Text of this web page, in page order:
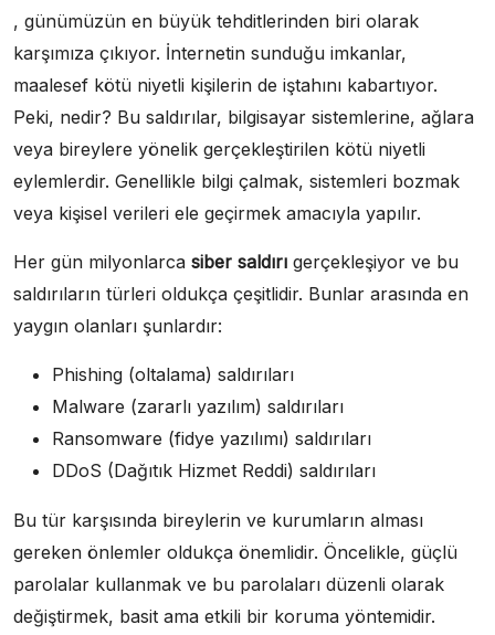
, günümüzün en büyük tehditlerinden biri olarak
karşımıza çıkıyor. İnternetin sunduğu imkanlar,
maalesef kötü niyetli kişilerin de iştahını kabartıyor.
Peki, nedir? Bu saldırılar, bilgisayar sistemlerine, ağlara
veya bireylere yönelik gerçekleştirilen kötü niyetli
eylemlerdir. Genellikle bilgi çalmak, sistemleri bozmak
veya kişisel verileri ele geçirmek amacıyla yapılır.
Her gün milyonlarca siber saldırı gerçekleşiyor ve bu
saldırıların türleri oldukça çeşitlidir. Bunlar arasında en
yaygın olanları şunlardır:
Phishing (oltalama) saldırıları
Malware (zararlı yazılım) saldırıları
Ransomware (fidye yazılımı) saldırıları
DDoS (Dağıtık Hizmet Reddi) saldırıları
Bu tür karşısında bireylerin ve kurumların alması
gereken önlemler oldukça önemlidir. Öncelikle, güçlü
parolalar kullanmak ve bu parolaları düzenli olarak
değiştirmek, basit ama etkili bir koruma yöntemidir.